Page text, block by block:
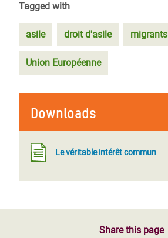
Tagged with
asile droit d'asile migrants
Union Européenne
Downloads
Le véritable intérêt commun
Share this page